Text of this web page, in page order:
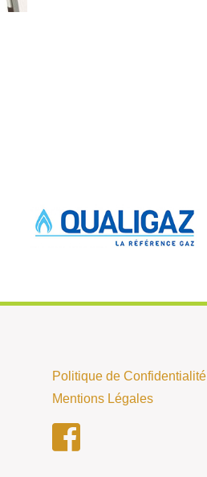
Politique de Confidentialité
Mentions Légales